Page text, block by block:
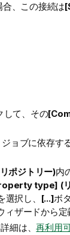
、この接続は
して、その
ョブに依存す
ポジトリー)内
type] (
選択し、 [...]ボ
ィザードから定
細は、再利用